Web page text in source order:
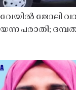
ജോലി
പരാതി;